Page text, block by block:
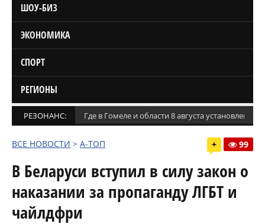
ШОУ-БИЗ
ЭКОНОМИКА
СПОРТ
РЕГИОНЫ
РЕЗОНАНС: Где в Гомеле и области 8 августа установлены
ВСЕ НОВОСТИ > А-ТОП + 99
В Беларуси вступил в силу закон о
наказании за пропаганду ЛГБТ и
чайлдфри